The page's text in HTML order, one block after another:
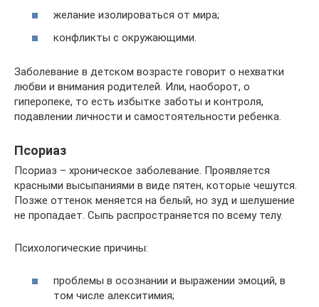
желание изолироваться от мира;
конфликты с окружающими.
Заболевание в детском возрасте говорит о нехватки
любви и внимания родителей. Или, наоборот, о
гиперопеке, то есть избытке заботы и контроля,
подавлении личности и самостоятельности ребенка.
Псориаз
Псориаз – хроническое заболевание. Проявляется
красными высыпаниями в виде пятен, которые чешутся.
Позже оттенок меняется на белый, но зуд и шелушение
не пропадает. Сыпь распространяется по всему телу.
Психологические причины:
проблемы в осознании и выражении эмоций, в
том числе алекситимия;